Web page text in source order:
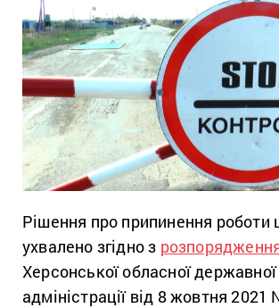
Рішення про припинення
ухвалено згідно з
Херсонської обласної державної
адміністрації від 8 жовтня 2021